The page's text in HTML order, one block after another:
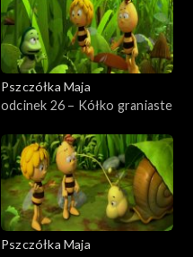
Pszczółka Maja
odcinek 26 – Kółko graniaste
Pszczółka Maja